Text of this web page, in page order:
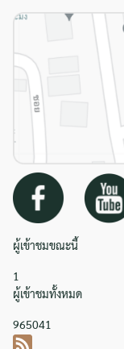
ผู้เข้าชมขณะนี้
1
ผู้เข้าชมทั้งหมด
965041